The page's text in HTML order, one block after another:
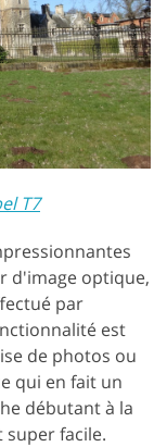
T7
d'image optique,
par
est
de photos ou
qui en fait un
débutant à la
facile.